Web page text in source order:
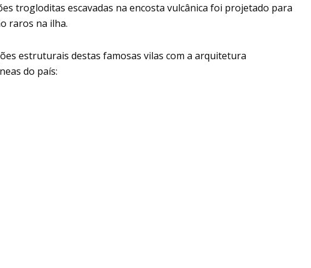
trogloditas escavadas na encosta vulcânica foi projetado para
raros na ilha.
estruturais destas famosas vilas com a arquitetura
do país: